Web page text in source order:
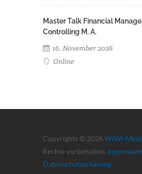
Master Talk Financial
Controlling M. A.
16. November 2026
Online
Copyrights © 2026 WiWi-
Rechte vorbehalten. Impressum
Datenschutzerkärung